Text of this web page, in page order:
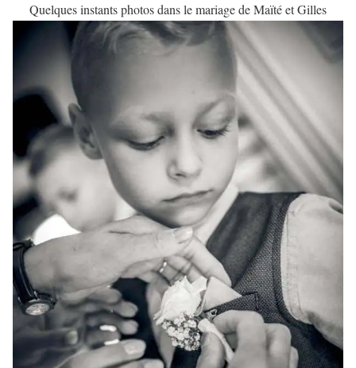
Quelques instants photos dans le mariage de Maïté et Gilles